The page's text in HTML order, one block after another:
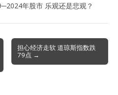
年股市 乐观还是悲观？
担心经济走软 道琼斯指数跌
79点 →